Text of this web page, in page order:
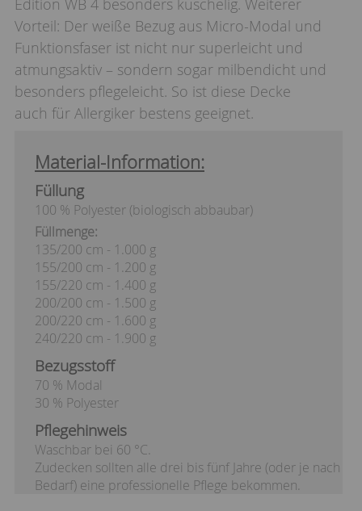
Edition WB 4 besonders kuschelig. Weiterer
Vorteil: Der weiße Bezug aus Micro-Modal und
Funktionsfaser ist nicht nur superleicht und
atmungsaktiv – sondern sogar milbendicht und
besonders pflegeleicht. So ist diese Decke
auch für Allergiker bestens geeignet.
Material-Information:
Füllung
100 % Polyester (biologisch abbaubar)
Füllmenge:
135/200 cm - 1.000 g
155/200 cm - 1.200 g
155/220 cm - 1.400 g
200/200 cm - 1.500 g
200/220 cm - 1.600 g
240/220 cm - 1.900 g
Bezugsstoff
70 % Modal
30 % Polyester
Pflegehinweis
Waschbar bei 60 °C.
Zudecken sollten alle drei bis fünf Jahre (oder je nach
Bedarf) eine professionelle Pflege bekommen.